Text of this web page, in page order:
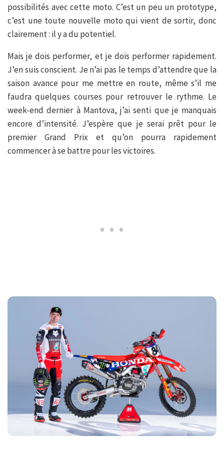
possibilités avec cette moto. C’est un peu un prototype,
c’est une toute nouvelle moto qui vient de sortir, donc
clairement : il y a du potentiel.
Mais je dois performer, et je dois performer rapidement.
J’en suis conscient. Je n’ai pas le temps d’attendre que la
saison avance pour me mettre en route, même s’il me
faudra quelques courses pour retrouver le rythme. Le
week-end dernier à Mantova, j’ai senti que je manquais
encore d’intensité. J’espère que je serai prêt pour le
premier Grand Prix et qu’on pourra rapidement
commencer à se battre pour les victoires.